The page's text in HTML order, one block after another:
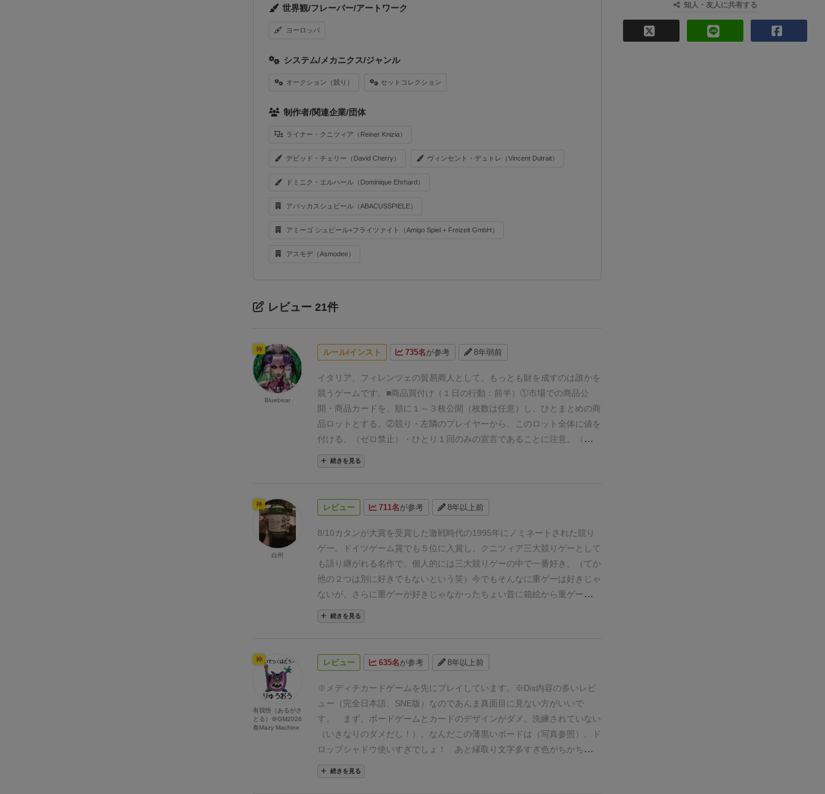
世界観/フレーバー/アートワーク
ヨーロッパ
システム/メカニクス/ジャンル
オークション（競り） セットコレクション
制作者/関連企業/団体
ライナー・クニツィア（Reiner Knizia）
デビッド・チェリー（David Cherry） ヴィンセント・デュトレ（Vincent Dutrait）
ドミニク・エルハール（Dominique Ehrhard）
アバッカスシュピール（ABACUSSPIELE）
アミーゴ シュピール+フライツァイト（Amigo Spiel + Freizeit GmbH）
アスモデ（Asmodee）
レビュー 21件
ルール/インスト 735名が参考 8年弱前
イタリア、フィレンツェの貿易商人として、もっとも財を成すのは誰かを
競うゲームです。 ■商品買付け （１日の行動：前半）①市場での商品公
開 ・商品カードを、順に１～３枚公開（枚数は任意）し、ひとまとめの商
品ロットとする。②競り
・左隣のプレイヤーから、このロット全体に値を
付ける。（ゼロ禁止）
・ひとり１回のみの宣言であることに注意。（同数
の宣言は禁止）
り落とし。・パスしても良い。（全員パスしたら商品は捨て札）
べる。・合計５枚より多い商品を競り落としてはならない。
そろうか、商品が尽きたら１日が終了。・全員が５枚の商品を得るか、商
品カードが尽きたら買い付け終了。→報酬計算へ■報酬の計算（１日の行
動：後半） ①総額最大ボーナス・船のすべての商品カードの価値を合計
し、順位によってボーナス。 （商品の種類は関係なく、価値の合計のみで
判断する。）・同着の場合は対象順位のボーナスを平均（切り捨て） ②最
多購入ボーナス・購入した商品ごとに判断して、購入１枚ごとに購入ピラ
ミッドを１ランク上げる。
位のみにボーナス。
れぞれ記載のボーナスを得る。・所定ランクに達した仲買人はそれぞれ
員が所定ボーナス額を得ることができる。■勝敗の決定
ウンド）の取引の結果、総額が最も多い仲買人の勝利！
続きを見る
神
Bluebear
レビュー 711名が参考 8年以上前
8/10カタンが大賞を受賞した激戦時代の1995年にノミネートされた競り
ゲー。
ドイツゲーム賞でも５位に入賞し、クニツィア三大競りゲーとして
も語り継がれる名作で、個人的には三大競りゲーの中で一番好き。（てか
他の２つは別に好きでもないという笑） 今でもそんなに重ゲーは好きじゃ
ないが、さらに重ゲーが好きじゃなかったちょい昔に箱絵から重ゲーの雰
囲気出してて、「うわぁ」と思ってやってみたら、その洗練されてもはや
美しさすら感じるルールと戦略と運のバランスの見事さに感動したボード
ろ、タイルを袋から引くワクワク感、それを競り落とすかどうかの駆け引
き、集めたタイルがラウンドを重ねる毎に得点が上がっていくので盛り上
がさも申し分ない。特に競りゲーが苦手な人にありがちの「相場がわから
ない」点が、このゲームでは一番多く集めた人が〜〜点と明確に決められ
ているので、やりやすいと思う。 個人的には全てのカードを使う６人プレ
イが好きだが、４〜５人でも楽しめる。何度もリメイクされるのも納得の
一作だが、メーカーによって、使いづらかったり（特にリオグランデの旧
版はヤバイ）、中にはルールが違ったりするもの（フランス版）があるの
で、注意。個人的にはアミーゴ版が好き。日本版は、得点トラックが使い
続きを見る
神
白州
レビュー 635名が参考 8年以上前
※メディチカードゲームを先にプレイしています。 ※Dis内容の多いレビ
ュー（完全日本語、SNE版）なのであんま真面目に見ない方がいいで
す。
まず、 ボードゲームとカードのデザインがダメ。洗練されていない
（いきなりのダメだし！）。なんだこの薄黒いボードは（写真参照）。
ド
ロップシャドウ使いすぎでしょ！ あと縁取り文字多すぎ色がちかちかし
て目に優しくないし読みづらいわ！ 特に陶器のカード！ なんであんな
青ばっか使うの！ 同系色で縁取りしたら縁取りする意味ないでしょ！
続きを見る
神
有我悟（あるがさ
とる）＠GM2026
春Mazy Machine
知人・友人に共有する